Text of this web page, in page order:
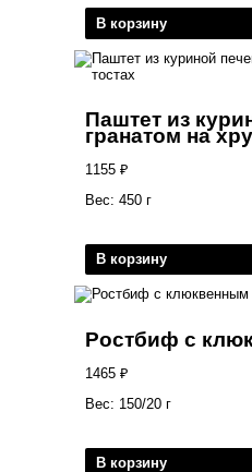
В корзину
Паштет из
гранатом на
1155 ₽
Вес: 450 г
В корзину
Ростбиф с
1465 ₽
Вес: 150/20 г
В корзину